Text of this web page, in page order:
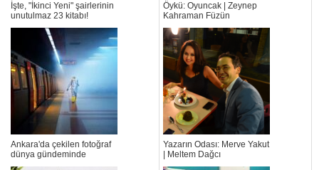
İşte, "İkinci Yeni" şairlerinin
unutulmaz 23 kitabı!
Öykü: Oyuncak | Zeynep
Kahraman Füzün
Ankara'da çekilen fotoğraf
dünya gündeminde
Yazarın Odası: Merve Yakut
| Meltem Dağcı